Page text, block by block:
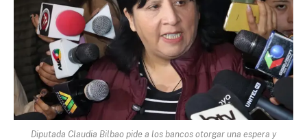
Diputada Claudia Bilbao pide a los bancos otorgar una espera y